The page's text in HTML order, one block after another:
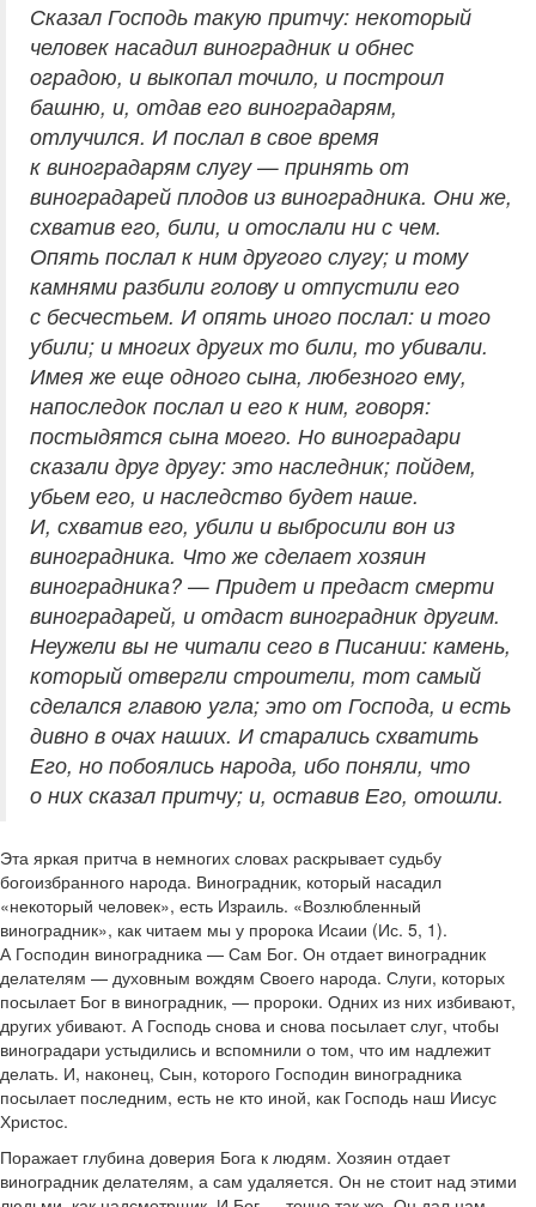
Сказал Господь такую притчу: некоторый
человек насадил виноградник и обнес
оградою, и выкопал точило, и построил
башню, и, отдав его виноградарям,
отлучился. И послал в свое время
к виноградарям слугу — принять от
виноградарей плодов из виноградника. Они же,
схватив его, били, и отослали ни с чем.
Опять послал к ним другого слугу; и тому
камнями разбили голову и отпустили его
с бесчестьем. И опять иного послал: и того
убили; и многих других то били, то убивали.
Имея же еще одного сына, любезного ему,
напоследок послал и его к ним, говоря:
постыдятся сына моего. Но виноградари
сказали друг другу: это наследник; пойдем,
убьем его, и наследство будет наше.
И, схватив его, убили и выбросили вон из
виноградника. Что же сделает хозяин
виноградника? — Придет и предаст смерти
виноградарей, и отдаст виноградник другим.
Неужели вы не читали сего в Писании: камень,
который отвергли строители, тот самый
сделался главою угла; это от Господа, и есть
дивно в очах наших. И старались схватить
Его, но побоялись народа, ибо поняли, что
о них сказал притчу; и, оставив Его, отошли.
Эта яркая притча в немногих словах раскрывает судьбу
богоизбранного народа. Виноградник, который насадил
«некоторый человек», есть Израиль. «Возлюбленный
виноградник», как читаем мы у пророка Исаии (Ис. 5, 1).
А Господин виноградника — Сам Бог. Он отдает виноградник
делателям — духовным вождям Своего народа. Слуги, которых
посылает Бог в виноградник, — пророки. Одних из них избивают,
других убивают. А Господь снова и снова посылает слуг, чтобы
виноградари устыдились и вспомнили о том, что им надлежит
делать. И, наконец, Сын, которого Господин виноградника
посылает последним, есть не кто иной, как Господь наш Иисус
Христос.
Поражает глубина доверия Бога к людям. Хозяин отдает
виноградник делателям, а сам удаляется. Он не стоит над этими